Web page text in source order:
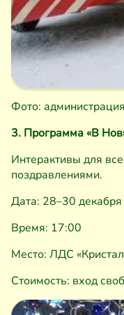
Фото:
3. Программа «В
Интерактивы для
поздравлениями.
Дата: 28–30 декабря
Время: 17:00
Место: ЛДС
Стоимость: вход